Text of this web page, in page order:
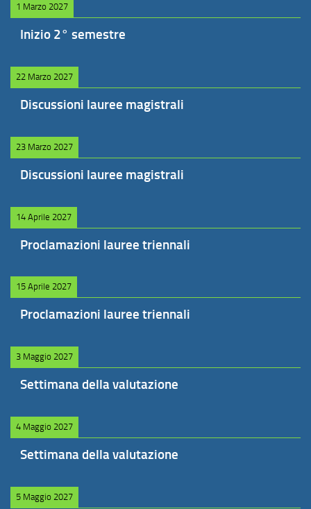
1 Marzo 2027
Inizio 2° semestre
22 Marzo 2027
Discussioni lauree magistrali
23 Marzo 2027
Discussioni lauree magistrali
14 Aprile 2027
Proclamazioni lauree triennali
15 Aprile 2027
Proclamazioni lauree triennali
3 Maggio 2027
Settimana della valutazione
4 Maggio 2027
Settimana della valutazione
5 Maggio 2027